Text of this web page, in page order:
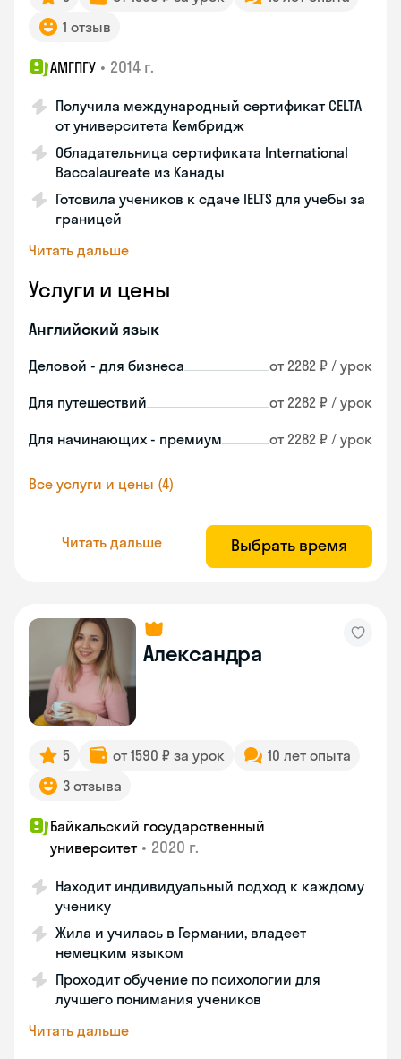
1 отзыв
АМГПГУ • 2014 г.
Получила международный сертификат CELTA
от университета Кембридж
Обладательница сертификата International
Baccalaureate из Канады
Готовила учеников к сдаче IELTS для учебы за
границей
Читать дальше
Услуги и цены
Английский язык
Деловой - для бизнеса от 2282 ₽ / урок
Для путешествий от 2282 ₽ / урок
Для начинающих - премиум от 2282 ₽ / урок
Все услуги и цены (4)
Читать дальше Выбрать время
Александра
5 от 1590 ₽ за урок
10 лет опыта
3 отзыва
Байкальский государственный
университет • 2020 г.
Находит индивидуальный подход к каждому
ученику
Жила и училась в Германии, владеет
немецким языком
Проходит обучение по психологии для
лучшего понимания учеников
Читать дальше